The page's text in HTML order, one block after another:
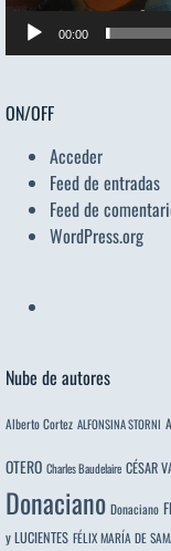
00:00
ON/OFF
Acceder
Feed de entradas
Feed de
WordPress.org
Nube de autores
Alberto Cortez ALFONSINA STORNI
OTERO Charles Baudelaire CÉSAR
Donaciano Donaciano
y LUCIENTES FÉLIX MARÍA DE